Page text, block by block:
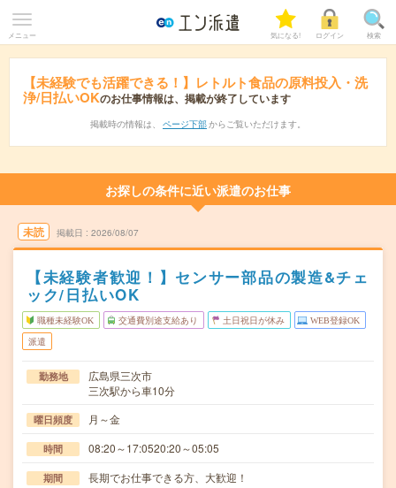
メニュー 気になる! ログイン 検索
【未経験でも活躍できる！】レトルト食品の原料投入・洗
浄/日払いOKのお仕事情報は、掲載が終了しています
掲載時の情報は、 ページ下部 からご覧いただけます。
お探しの条件に近い派遣のお仕事
未読 掲載日 2026/08/07
【未経験者歓迎！】センサー部品の製造&チェ
ック/日払いOK
職種未経験OK 交通費別途支給あり 土日祝日が休み WEB登録OK
派遣
勤務地
広島県三次市
三次駅から車10分
曜日頻度 月～金
時間 08:20～17:0520:20～05:05
期間 長期でお仕事できる方、大歓迎！